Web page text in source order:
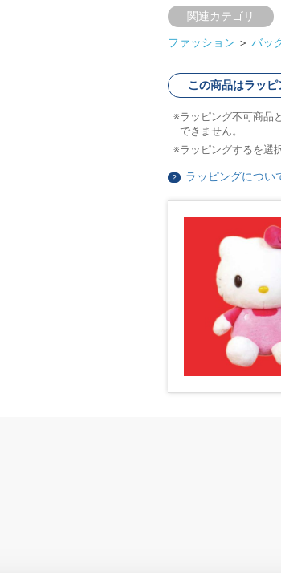
関連カテゴリ
ファッション ＞ バッ
この商品はラッ
ラッピング不可商品
できません。
ラッピングするを選
？ ラッピングについ